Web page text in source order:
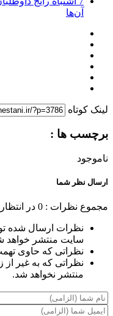
آن‌ها
لینک کوتاه
برچسب ها :
ناموجود
ارسال نظر شما
مجموع نظرات : 0 در
نظرات ارسال شده
سایت منتشر خواهد
نظراتی که حاوی
نظراتی که به غیر از
منتشر نخواهد شد.